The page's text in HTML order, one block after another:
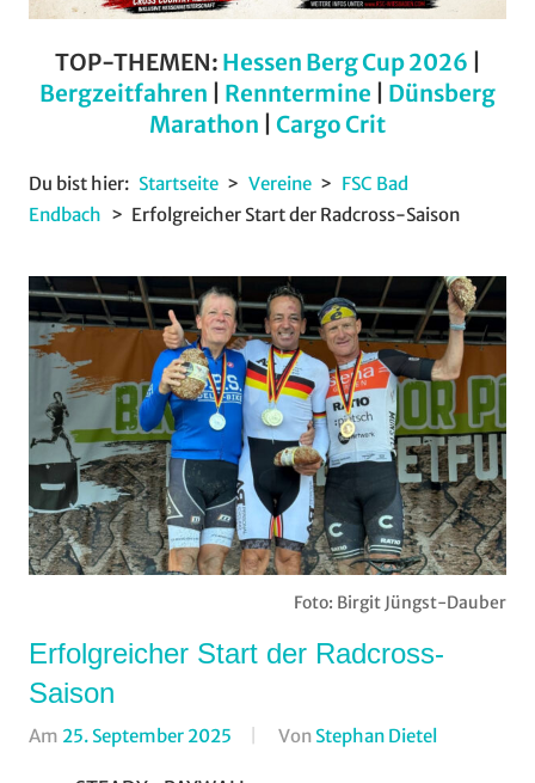
TOP-THEMEN: Hessen Berg Cup 2026
Bergzeitfahren
Renntermine
Dünsberg
Marathon
Cargo Crit
Du bist hier: Startseite Vereine
FSC Bad
Endbach
Erfolgreicher Start der Radcross-Saison
Foto: Birgit Jüngst-Dauber
Erfolgreicher Start der Radcross-
Saison
Am 25. September 2025 Von Stephan Dietel